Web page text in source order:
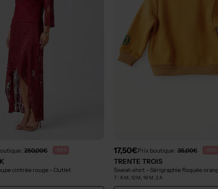
:250,00€ -50%
cintrée rouge - Outlet
17,50€Prix boutique : 35,00€ -50%
TRENTE TROIS
Sweat-shirt - Sérigraphie floquée
T : 6 M, 12 M, 18 M, 2 A